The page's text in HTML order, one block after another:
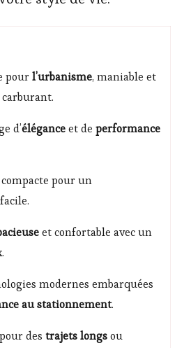
pour l’urbanisme, maniable et
d’éléganceet de performance
pour un
et confortable avec un
modernes embarquées
au stationnement.
des trajets longsou